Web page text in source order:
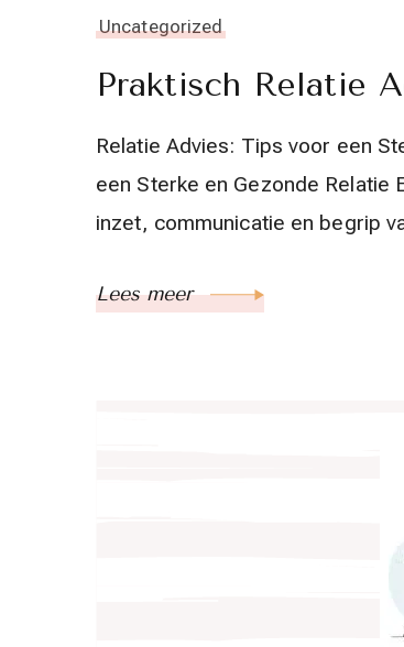
Uncategorized
Praktisch Relatie
Relatie Advies: Tips voor een
een Sterke en Gezonde
inzet, communicatie en begrip
Lees meer